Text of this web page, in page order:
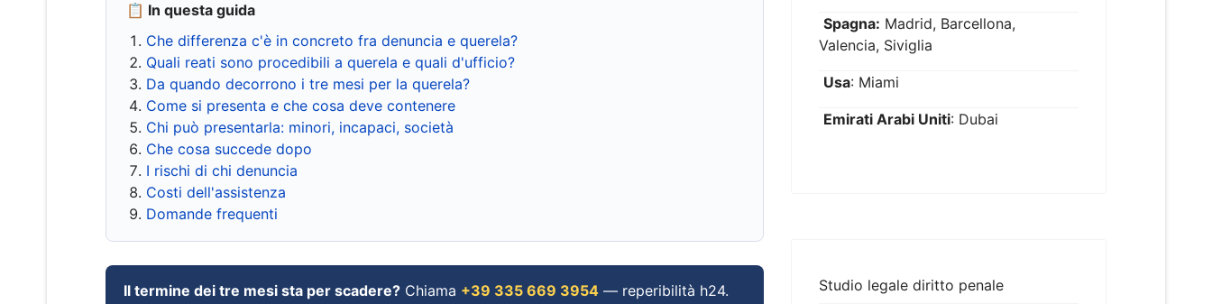
📋 In questa guida
Che differenza c'è in concreto fra denuncia e querela?
Quali reati sono procedibili a querela e quali d'ufficio?
Da quando decorrono i tre mesi per la querela?
Come si presenta e che cosa deve contenere
Chi può presentarla: minori, incapaci, società
Che cosa succede dopo
I rischi di chi denuncia
Costi dell'assistenza
Domande frequenti
Il termine dei tre mesi sta per scadere? Chiama +39 335 669 3954 — reperibilità h24.
Spagna: Madrid, Barcellona,
Valencia, Siviglia
Usa: Miami
Emirati Arabi Uniti: Dubai
Studio legale diritto penale